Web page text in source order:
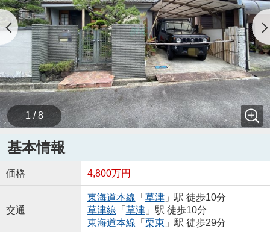
1 / 8
基本情報
価格 4,800万円
交通
東海道本線 「 草津」駅 徒歩10分
草津線 「 草津」駅 徒歩10分
東海道本線 「 栗東 」駅 徒歩29分